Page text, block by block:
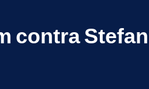
contra